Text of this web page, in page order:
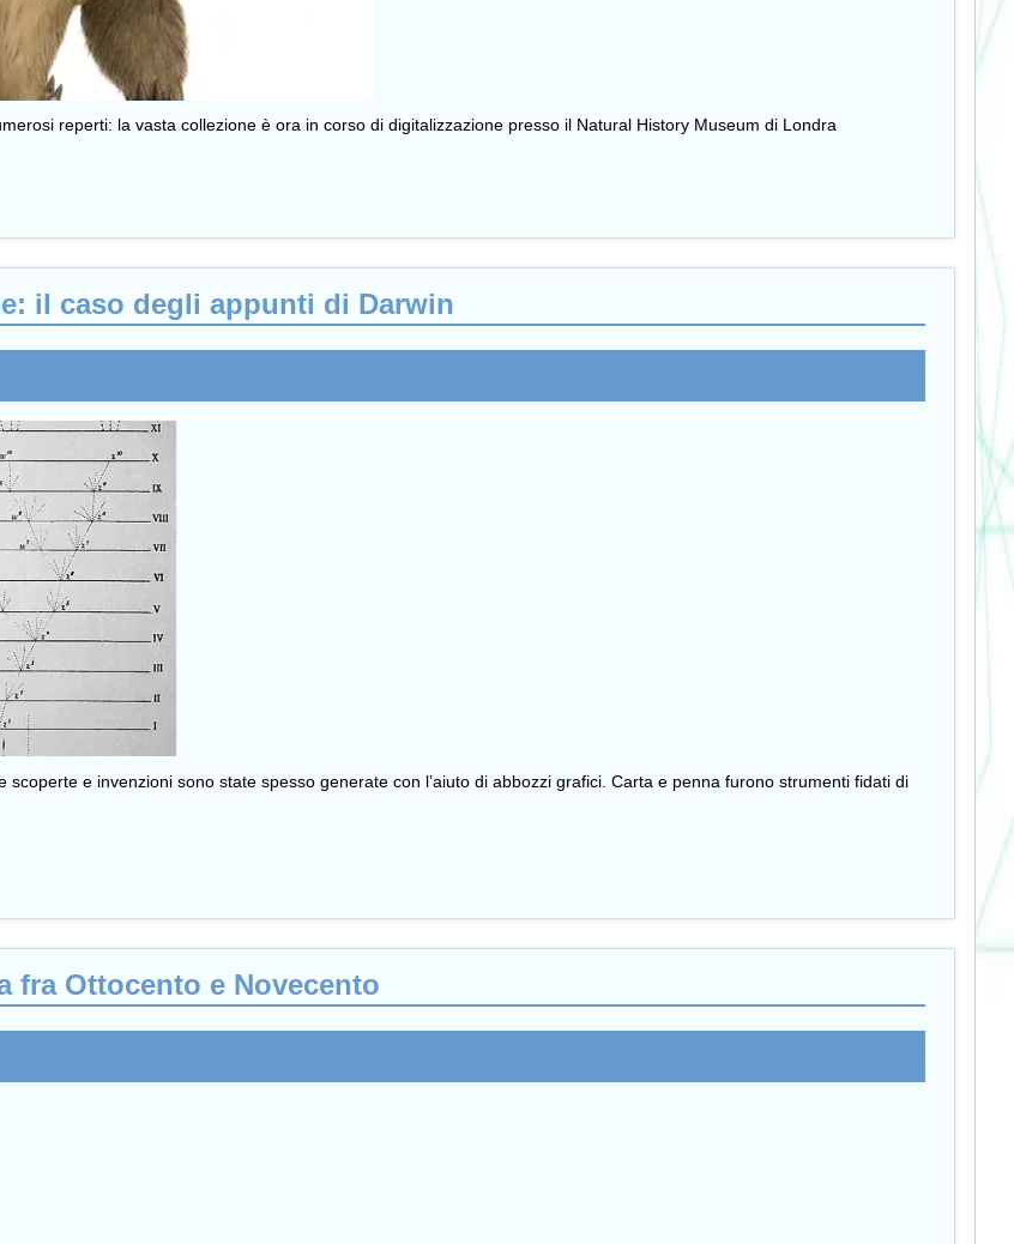
reperti: la vasta collezione è ora in corso di digitalizzazione presso il Natural History Museum di Londra
il caso degli appunti di Darwin
e invenzioni sono state spesso generate con l’aiuto di abbozzi grafici. Carta e penna furono strumenti fidati di
fra Ottocento e Novecento